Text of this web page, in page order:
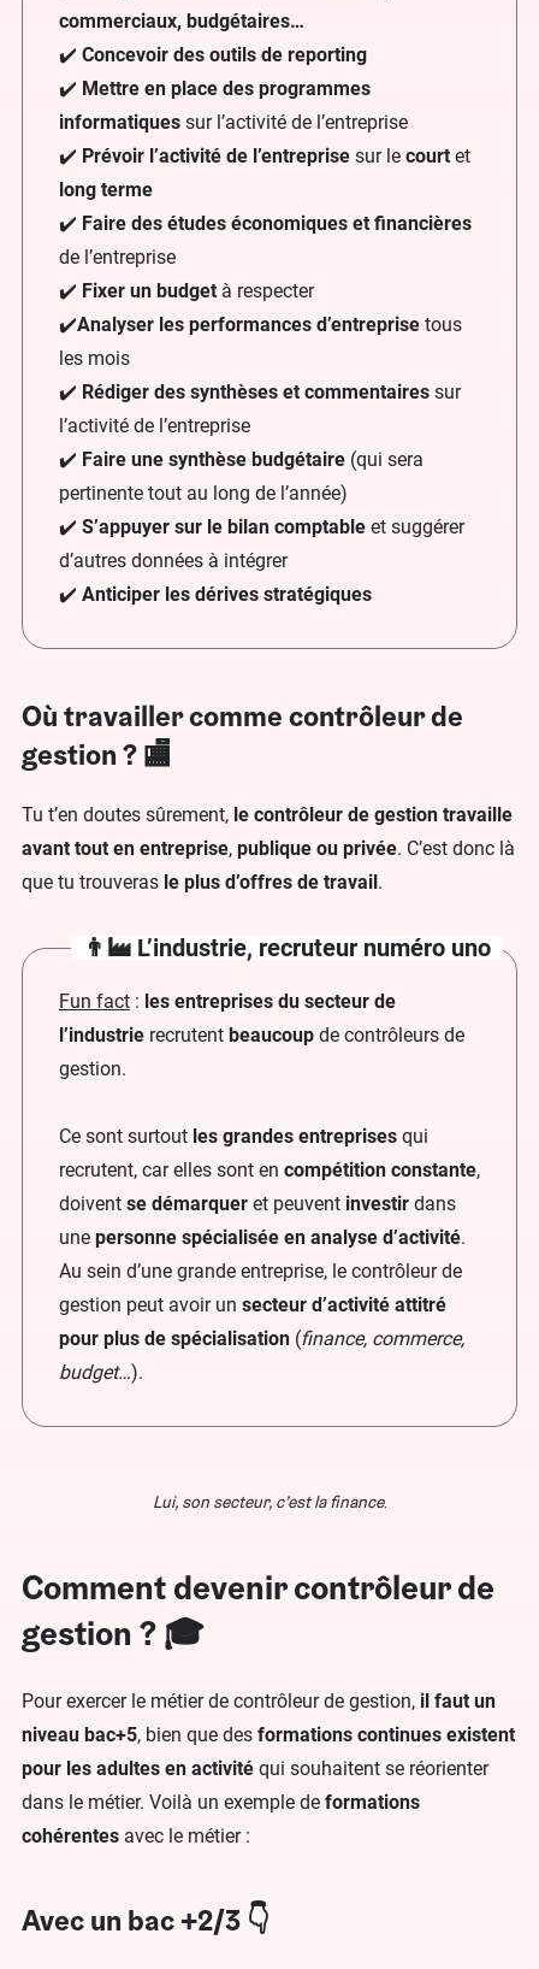
commerciaux, budgétaires…
✔️ Concevoir des outils de reporting
✔️ Mettre en place des programmes
informatiques sur l’activité de l’entreprise
✔️ Prévoir l’activité de l’entreprise sur le court et
long terme
✔️ Faire des études économiques et financières
de l’entreprise
✔️ Fixer un budget à respecter
✔️Analyser les performances d’entreprise tous
les mois
✔️ Rédiger des synthèses et commentaires sur
l’activité de l’entreprise
✔️ Faire une synthèse budgétaire (qui sera
pertinente tout au long de l’année)
✔️ S’appuyer sur le bilan comptable et suggérer
d’autres données à intégrer
✔️ Anticiper les dérives stratégiques
Où travailler comme contrôleur de
gestion ? 🏬
Tu t’en doutes sûrement, le contrôleur de gestion travaille
avant tout en entreprise, publique ou privée. C’est donc là
que tu trouveras le plus d’offres de travail.
👨‍🏭 L’industrie, recruteur numéro uno
Fun fact : les entreprises du secteur de
l’industrie recrutent beaucoup de contrôleurs de
gestion.
Ce sont surtout les grandes entreprises qui
recrutent, car elles sont en compétition constante,
doivent se démarquer et peuvent investir dans
une personne spécialisée en analyse d’activité.
Au sein d’une grande entreprise, le contrôleur de
gestion peut avoir un secteur d’activité attitré
pour plus de spécialisation (finance, commerce,
budget…).
Lui, son secteur, c’est la finance.
Comment devenir contrôleur de
gestion ? 🎓
Pour exercer le métier de contrôleur de gestion, il faut un
niveau bac+5, bien que des formations continues existent
pour les adultes en activité qui souhaitent se réorienter
dans le métier. Voilà un exemple de formations
cohérentes avec le métier :
Avec un bac +2/3 👇